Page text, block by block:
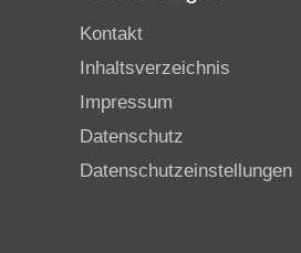
Kontakt
Inhaltsverzeichnis
Impressum
Datenschutz
Datenschutzeinstellungen